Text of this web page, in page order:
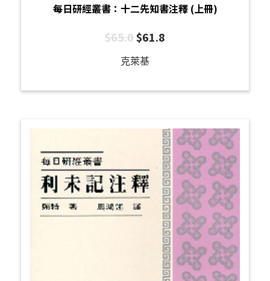
每日研經叢書：十二先知書注釋 (上冊)
$65.0$61.8
克萊基